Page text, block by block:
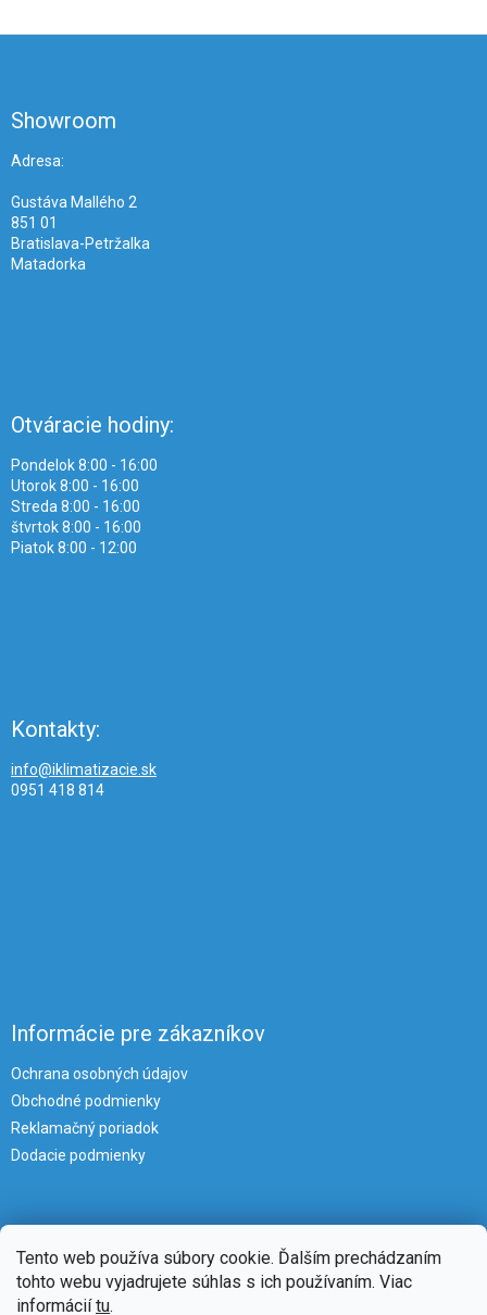
Tento web používa súbory cookie. Ďalším prechádzaním
tohto webu vyjadrujete súhlas s ich používaním. Viac
informáciítu.
Showroom
Adresa:
Gustáva Mallého 2
851 01
Bratislava-Petržalka
Matadorka
Otváracie hodiny:
Pondelok 8:00 - 16:00
Utorok 8:00 - 16:00
Streda 8:00 - 16:00
štvrtok 8:00 - 16:00
Piatok 8:00 - 12:00
Kontakty:
info@iklimatizacie.sk
0951 418 814
Informácie pre zákazníkov
Ochrana osobných údajov
Obchodné podmienky
Reklamačný poriadok
Dodacie podmienky